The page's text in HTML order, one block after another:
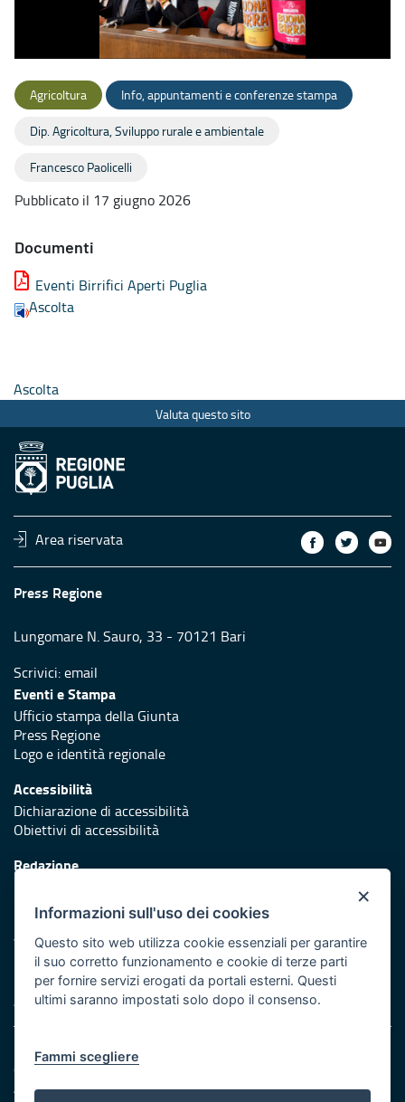
Agricoltura Info, appuntamenti e conferenze stampa
Dip. Agricoltura, Sviluppo rurale e ambientale
Francesco Paolicelli
Pubblicato il 17 giugno 2026
Documenti
Eventi Birrifici Aperti Puglia
Ascolta
Ascolta
Valuta questo sito
Area riservata
Press Regione
Lungomare N. Sauro, 33 - 70121 Bari
Scrivici:email
Eventi e Stampa
Ufficio stampa della Giunta
Press Regione
Logo e identità regionale
Accessibilità
Dichiarazione di accessibilità
Obiettivi di accessibilità
Redazione
Protezione civile
Vai al sito di Protezione Civile Puglia
Iniziativa finanziata con risorse del POR Puglia 2014/2020 -
Asse XI
Note legali
Cookie e privacy
Amministrazione trasparente
×
Informazioni sull'uso dei cookies
Questo sito web utilizza cookie essenziali per garantire
il suo corretto funzionamento e cookie di terze parti
per fornire servizi erogati da portali esterni. Questi
ultimi saranno impostati solo dopo il consenso.
Fammi scegliere